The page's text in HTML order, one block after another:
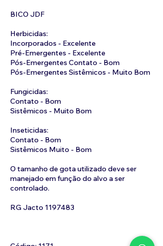
BICO JDF
Herbicidas:
Incorporados - Excelente
Pré-Emergentes - Excelente
Pós-Emergentes Contato - Bom
Pós-Emergentes Sistêmicos - Muito Bom
Fungicidas:
Contato - Bom
Sistêmicos - Muito Bom
Inseticidas:
Contato - Bom
Sistêmicos Muito - Bom
O tamanho de gota utilizado deve ser
manejado em função do alvo a ser
controlado.
RG Jacto 1197483